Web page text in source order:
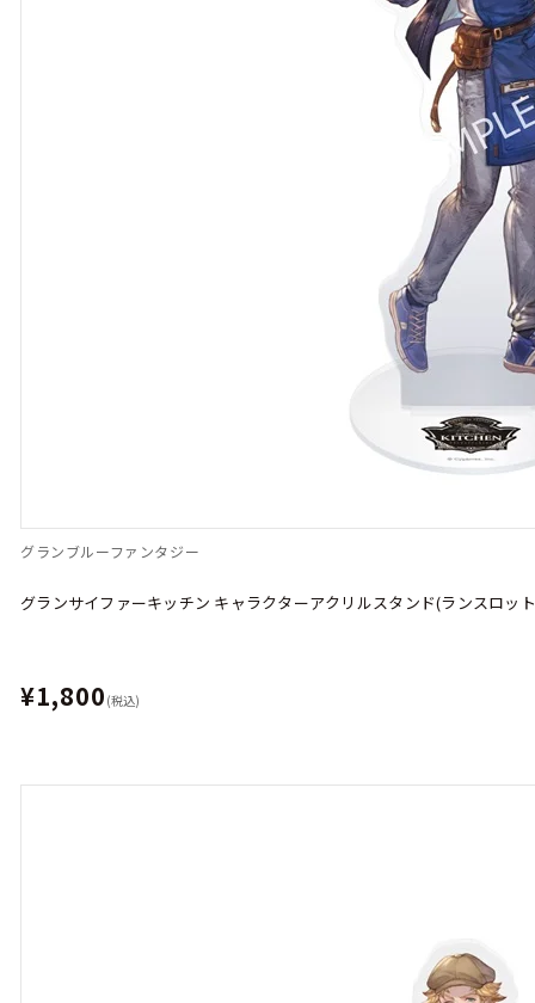
グランブルーファンタジー
グランサイファーキッチン キャラクターアクリルスタンド(ランスロッ
¥1,800 (税込)